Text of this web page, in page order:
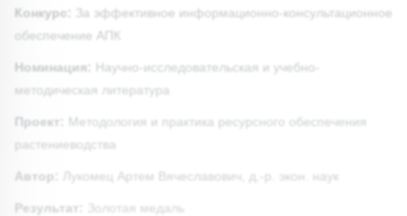
Конкурс:
За эффективное информационно-консультационное
обеспечение АПК
Номинация:
Научно-исследовательская и учебно-
методическая литература
Проект:
Методология и практика ресурсного обеспечения
растениеводства
Автор: Лукомец Артем Вячеславович, д.-р. экон. наук
Результат: Золотая медаль